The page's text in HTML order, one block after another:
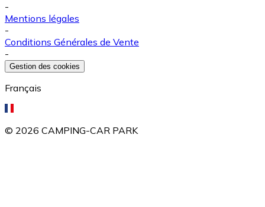
-
Mentions légales
-
Conditions Générales de Vente
-
Gestion des cookies
Français
© 2026 CAMPING-CAR PARK